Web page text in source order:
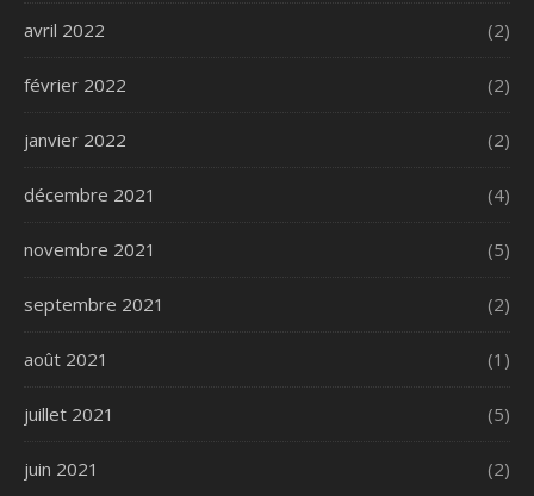
avril 2022 (2)
février 2022 (2)
janvier 2022 (2)
décembre 2021 (4)
novembre 2021 (5)
septembre 2021 (2)
août 2021 (1)
juillet 2021 (5)
juin 2021 (2)